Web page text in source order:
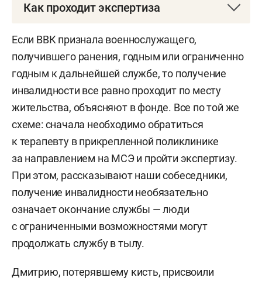
амбулаторное лечение, капельницу прокапали,
боец. — Сейчас у меня плохо ухо слышит и глаз
мутно видит, и нет специалиста, чтобы
определить степень контузии. Врачи говорят,
что последствия разные бывают — у кого-
то жидкость в мозгу накапливается, головные
боли постоянные…»
Как проходит экспертиза
РФ выпустило методологическое письмо
по вопросам освидетельствования участников
СВО, получивших тяжелые ранения,
и назначения технических средств
реабилитации (ТСР, т. е. протезы, инвалидные
коляски и т. д.). В документе сказано, что
участника СВО, которому провели ампутацию
верхних или нижних конечностей и которому
нужны протезы, врачи должны направлять
на МСЭ в течение трех дней после ампутации.
Однако есть и оговорка: сроки определяются
исходя из «реальных возможностей организации
процесса» направления на МСЭ. От бюро МСЭ
в регионах просят не возвращать бумаги
Если ВВК признала военнослужащего,
получившего ранения, годным или ограниченно
годным к дальнейшей службе, то получение
инвалидности все равно проходит по месту
жительства, объясняют в фонде. Все по той же
схеме: сначала необходимо обратиться
к терапевту в прикрепленной поликлинике
за направлением на МСЭ и пройти экспертизу.
При этом, рассказывают наши собеседники,
получение инвалидности необязательно
означает окончание службы — люди
с ограниченными возможностями могут
продолжать службу в тылу.
Дмитрию, потерявшему кисть, присвоили